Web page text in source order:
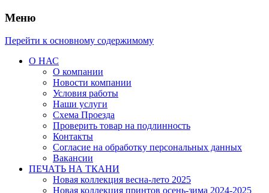
Меню
Перейти к основному содержимому
О НАС
О компании
Новости компании
Условия работы
Наши услуги
Схема Проезда
Проверить товар на подлинность
Контакты
Согласие на обработку персональных данных
Вакансии
ПЕЧАТЬ НА ТКАНИ
Новая коллекция весна-лето 2025
Новая коллекция принтов осень-зима 2024-2025